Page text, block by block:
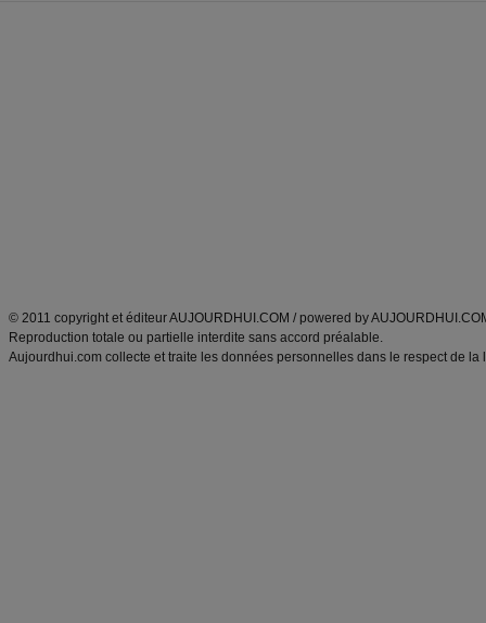
© 2011 copyright et éditeur AUJOURDHUI.COM / powered by
Reproduction totale ou partielle interdite sans accord préalable.
Aujourdhui.com collecte et traite les données personnelles dans le respect de